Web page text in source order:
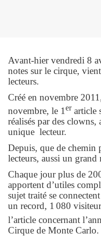
Avant-hier vendredi 8
notes sur le cirque,
lecteurs.
Créé en novembre
novembre, le 1erarticle
réalisés par des
unique lecteur.
Depuis, que de chemin
lecteurs, aussi un grand
Chaque jour plus de
apportent d’utiles
sujet traité se
un record, 1080
l’article concernant
Cirque de Monte Carlo.